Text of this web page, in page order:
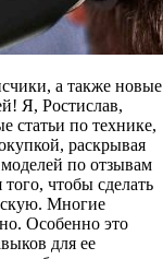
а также новые
Я, Ростислав,
статьи по технике,
раскрывая
по отзывам
чтобы сделать
Многие
Особенно это
для ее